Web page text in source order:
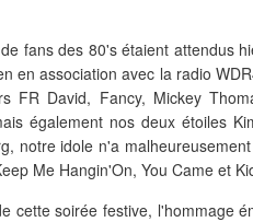
fans des 80's étaient attendus
en association avec la radio
FR David, Fancy, Mickey
également nos deux étoiles
notre idole n'a
Me Hangin'On, You Came et
cette soirée festive, l'hommage